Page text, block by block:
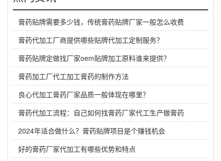
膏药贴牌需要多少钱，传统膏药贴牌厂家一般怎么收费
膏药代加工厂商提供哪些贴牌代加工定制服务？
膏药贴牌定做找厂家oem贴牌加工原料谁来提供？
膏药加工厂代工加工膏药的制作方法
良心代加工膏药厂家品质一般体现在哪里？
膏药代加工流程：自己如何找膏药厂家代工生产做膏药
2024年适合做什么？膏药贴牌项目是个赚钱机会
好的膏药厂家代加工有哪些优势和特点